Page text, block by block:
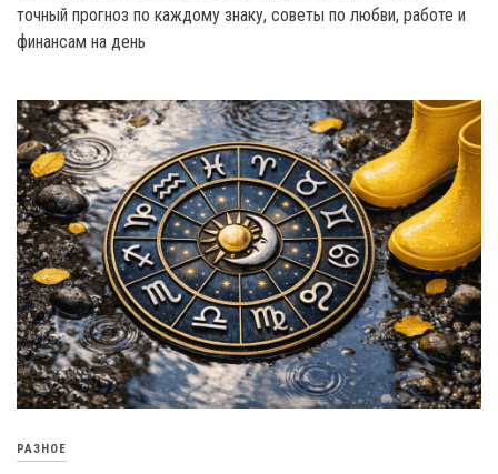
точный прогноз по каждому знаку, советы по любви, работе и
финансам на день
РАЗНОЕ